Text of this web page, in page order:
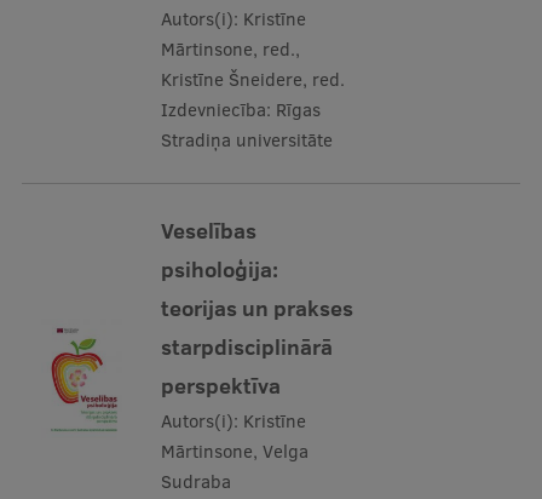
Foreign delegation requests
EATRIS Coordinator in Latvia
Autors(i): Kristīne
Mārtinsone, red.,
Kristīne Šneidere, red.
Izdevniecība: Rīgas
Stradiņa universitāte
Veselības
psiholoģija:
teorijas un prakses
starpdisciplinārā
perspektīva
Autors(i): Kristīne
Mārtinsone, Velga
Sudraba